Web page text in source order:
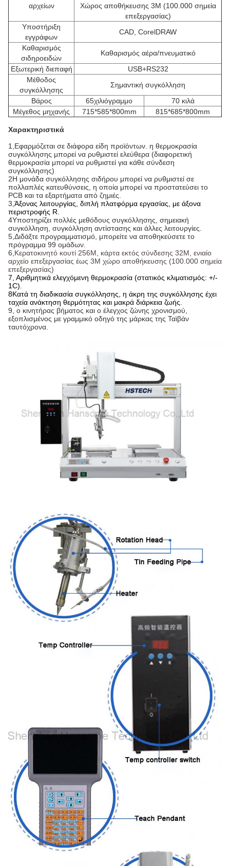
αρχείων
Χώρος αποθήκευσης 3M (100.000 σημεία
επεξεργασίας)
Υποστήριξη
εγγράφων
CAD, CorelDRAW
Καθαρισμός
σιδηροειδών
Καθαρισμός αέρα/πνευματικό
Εξωτερική διεπαφή
USB+RS232
Μέθοδος
συγκόλλησης
Σημαντική συγκόλληση
Βάρος
65χιλιόγραμμο
70 κιλά
Μέγεθος μηχανής
715*585*800mm 815*685*800mm
Χαρακτηριστικά
1, Εφαρμόζεται σε διάφορα είδη προϊόντων. η θερμοκρασία
συγκόλλησης μπορεί να ρυθμιστεί ελεύθερα (διαφορετική
θερμοκρασία μπορεί να ρυθμιστεί για κάθε σύνδεση
συγκόλλησης)
2Η μονάδα συγκόλλησης σιδήρου μπορεί να ρυθμιστεί σε
πολλαπλές κατευθύνσεις, η οποία μπορεί να προστατεύσει το
PCB και τα εξαρτήματα από ζημιές.
3, Άξονας λειτουργίας, διπλή πλατφόρμα εργασίας, με άξονα
περιστροφής R.
4Υποστηρίζει πολλές μεθόδους συγκόλλησης, σημειακή
συγκόλληση, συγκόλληση αντίστασης και άλλες λειτουργίες.
5, Διδάξτε προγραμματισμό, μπορείτε να αποθηκεύσετε το
πρόγραμμα 99 ομάδων.
6, Κερατοκινητό κουτί 256M, κάρτα εκτός σύνδεσης 32M, ενιαίο
αρχείο επεξεργασίας έως 3M χώρο αποθήκευσης (100.000 σημεία
επεξεργασίας)
7, Αριθμητικά ελεγχόμενη θερμοκρασία (στατικός κλιματισμός: +/-
1C).
8Κατά τη διαδικασία συγκόλλησης, η άκρη της συγκόλλησης έχει
ταχεία ανάκτηση θερμότητας και μακρά διάρκεια ζωής.
9, ο κινητήρας βήματος και ο έλεγχος ζώνης χρονισμού,
εξοπλισμένος με γραμμικό οδηγό της μάρκας της Ταϊβάν
ταυτόχρονα.